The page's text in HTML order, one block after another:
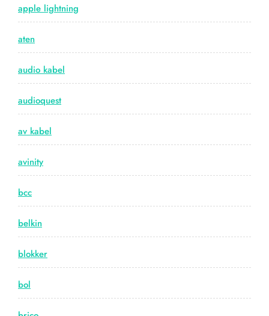
apple lightning
aten
audio kabel
audioquest
av kabel
avinity
bcc
belkin
blokker
bol